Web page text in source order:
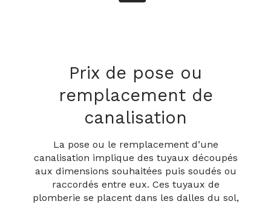
Chauffe-eau
Climatiseurs
Plomberie sanitaire
Prix de pose ou
remplacement de
canalisation
La pose ou le remplacement d’une
canalisation implique des tuyaux découpés
aux dimensions souhaitées puis soudés ou
raccordés entre eux. Ces tuyaux de
plomberie se placent dans les dalles du sol,